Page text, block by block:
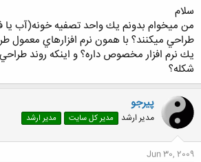
سلام
من ميخوام بدونم يك واحد تصفيه خونه(آب
طراحي ميكنند؟ با همون نرم افزارهاي معمول
يك نرم افزار مخصوص داره؟ و اينكه روند
شكله؟
پیرجو
مدیر ارشد مدیر کل سایت مدیر ارشد
Jun 30, 2009